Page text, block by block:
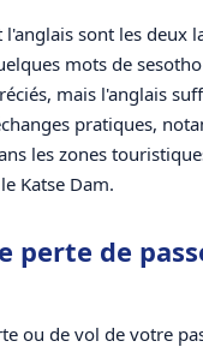
l'anglais sont les deux
mots de
mais l'anglais
pratiques,
les zones
Katse Dam.
perte de
ou de vol de votre